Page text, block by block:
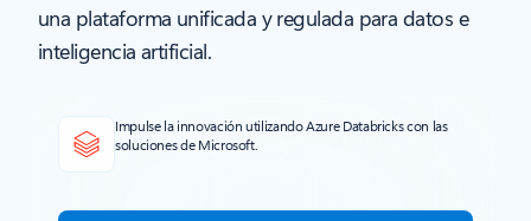
una plataforma unificada y regulada para datos e
inteligencia artificial.
Impulse la innovación utilizando Azure Databricks con las
soluciones de Microsoft.